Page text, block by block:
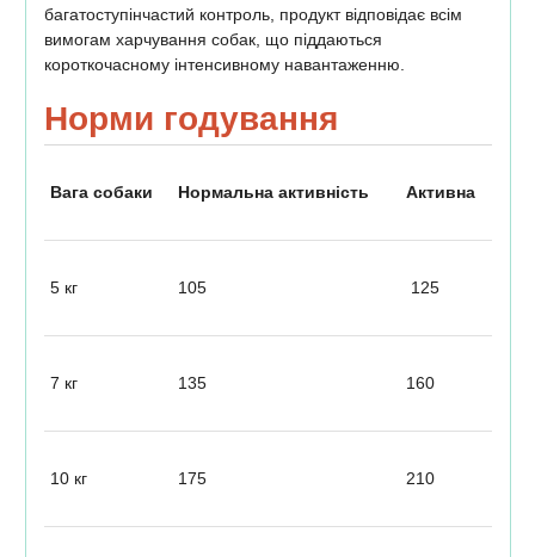
багатоступінчастий контроль, продукт відповідає всім
вимогам харчування собак, що піддаються
короткочасному інтенсивному навантаженню.
Норми годування
Вага собаки Нормальна активність Активна
5 кг 105 125
7 кг 135 160
10 кг 175 210